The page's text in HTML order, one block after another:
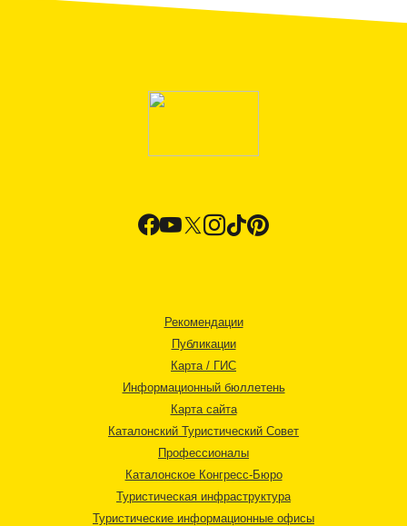
Рекомендации
Публикации
Карта / ГИС
Информационный бюллетень
Карта сайта
Каталонский Туристический Совет
Профессионалы
Каталонское Конгресс-Бюро
Туристическая инфраструктура
Туристические информационные офисы